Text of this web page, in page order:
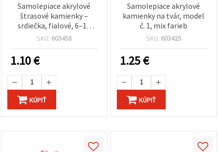
Samolepiace akrylové
štrasové kamienky –
srdiečka, fialové, 6–12
mm, 83 ks
SKU: 603458
1.10€
KÚPIŤ
Samolepiace akrylové
kamienky na tvár, model
č. 1, mix farieb
SKU: 603425
1.25€
KÚPIŤ